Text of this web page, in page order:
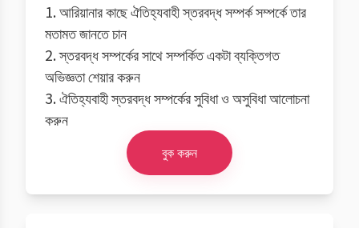
1. আরিয়ানার কাছে ঐতিহ্যবাহী স্তরবদ্ধ সম্পর্ক সম্পর্কে তার
মতামত জানতে চান
2. স্তরবদ্ধ সম্পর্কের সাথে সম্পর্কিত একটা ব্যক্তিগত
অভিজ্ঞতা শেয়ার করুন
3. ঐতিহ্যবাহী স্তরবদ্ধ সম্পর্কের সুবিধা ও অসুবিধা আলোচনা
করুন
বুক করুন